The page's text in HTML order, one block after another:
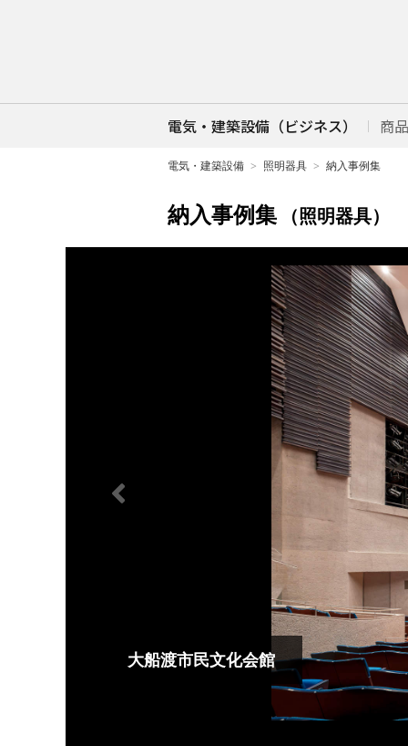
電気・建築設備（ビジネス） 商
電気・建築設備 照明器具 納入事例集
納入事例集 （照明器具）
大船渡市民文化会館